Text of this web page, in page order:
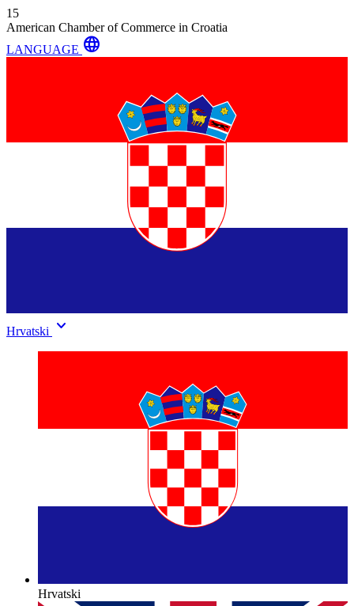
15
American Chamber of Commerce in Croatia
LANGUAGE language
Hrvatski keyboard_arrow_down
Hrvatski